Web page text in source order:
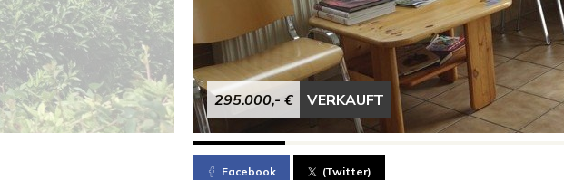
295.000,- € VERKAUFT
Facebook (Twitter)